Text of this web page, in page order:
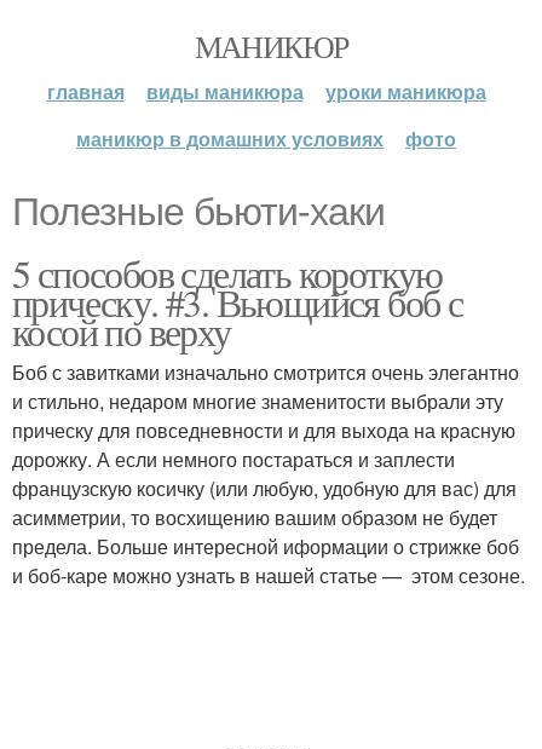
МАНИКЮР
главная виды маникюра
уроки маникюра
маникюр в домашних условиях
фото
Полезные бьюти-хаки
5 способов сделать короткую
прическу. #3. Вьющийся боб с
косой по верху
Боб с завитками изначально смотрится очень элегантно
и стильно, недаром многие знаменитости выбрали эту
прическу для повседневности и для выхода на красную
дорожку. А если немного постараться и заплести
французскую косичку (или любую, удобную для вас) для
асимметрии, то восхищению вашим образом не будет
предела. Больше интересной иформации о стрижке боб
и боб-каре можно узнать в нашей статье — этом сезоне.